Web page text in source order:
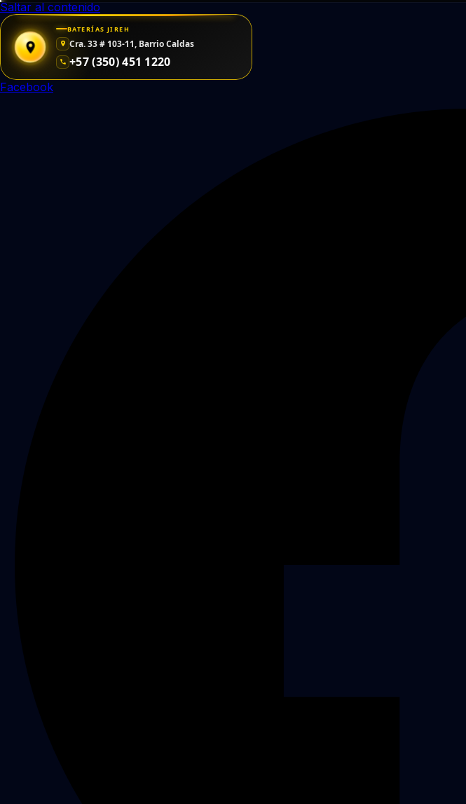
Saltar al contenido
BATERÍAS JIREH
Cra. 33 # 103-11, Barrio Caldas
+57 (350) 451 1220
Facebook